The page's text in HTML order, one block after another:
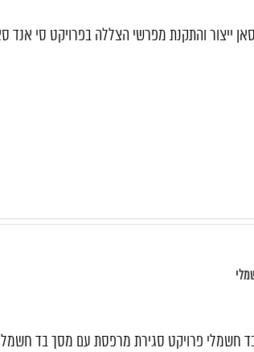
ייצור והתקנת מפרשי הצללה בפרויקט סי אנד
חשמלי פרויקט סגירת מרפסת עם מסך בד